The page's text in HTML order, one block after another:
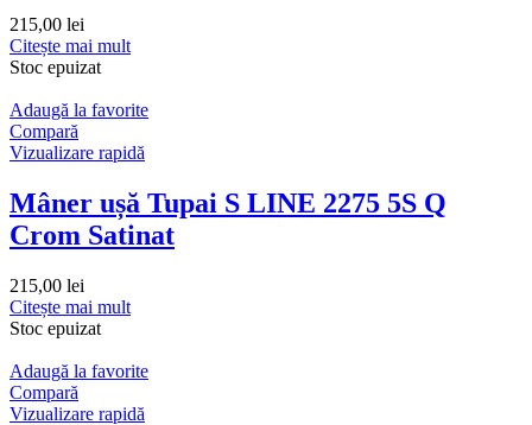
215,00 lei
Citește mai mult
Stoc epuizat
Adaugă la favorite
Compară
Vizualizare rapidă
Mâner ușă Tupai S LINE 2275 5S Q
Crom Satinat
215,00 lei
Citește mai mult
Stoc epuizat
Adaugă la favorite
Compară
Vizualizare rapidă